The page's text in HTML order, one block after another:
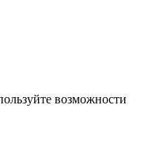
возможности